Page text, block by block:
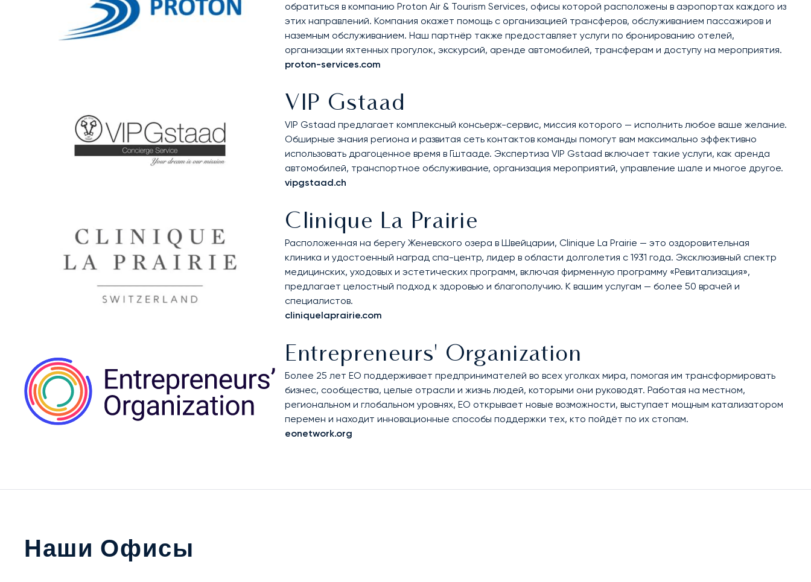
обратиться в компанию Proton Air & Tourism Services, офисы которой расположены в аэропортах каждого из
этих направлений. Компания окажет помощь с организацией трансферов, обслуживанием пассажиров и
наземным обслуживанием. Наш партнёр также предоставляет услуги по бронированию отелей,
организации яхтенных прогулок, экскурсий, аренде автомобилей, трансферам и доступу на мероприятия.
proton-services.com
VIP Gstaad
VIP Gstaad предлагает комплексный консьерж-сервис, миссия которого — исполнить любое ваше желание.
Обширные знания региона и развитая сеть контактов команды помогут вам максимально эффективно
использовать драгоценное время в Гштааде. Экспертиза VIP Gstaad включает такие услуги, как аренда
автомобилей, транспортное обслуживание, организация мероприятий, управление шале и многое другое.
vipgstaad.ch
Clinique La Prairie
Расположенная на берегу Женевского озера в Швейцарии, Clinique La Prairie — это оздоровительная
клиника и удостоенный наград спа-центр, лидер в области долголетия с 1931 года. Эксклюзивный спектр
медицинских, уходовых и эстетических программ, включая фирменную программу «Ревитализация»,
предлагает целостный подход к здоровью и благополучию. К вашим услугам — более 50 врачей и
специалистов.
cliniquelaprairie.com
Entrepreneurs' Organization
Более 25 лет EO поддерживает предпринимателей во всех уголках мира, помогая им трансформировать
бизнес, сообщества, целые отрасли и жизнь людей, которыми они руководят. Работая на местном,
региональном и глобальном уровнях, EO открывает новые возможности, выступает мощным катализатором
перемен и находит инновационные способы поддержки тех, кто пойдёт по их стопам.
eonetwork.org
Наши Офисы